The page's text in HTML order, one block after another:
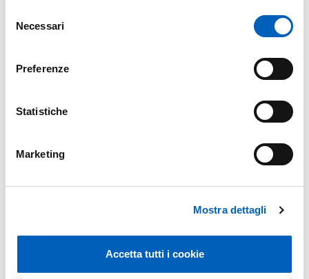
delNecessari
Preferenze
Statistiche
Marketing
Mostra dettagli
Accetta tutti i cookie